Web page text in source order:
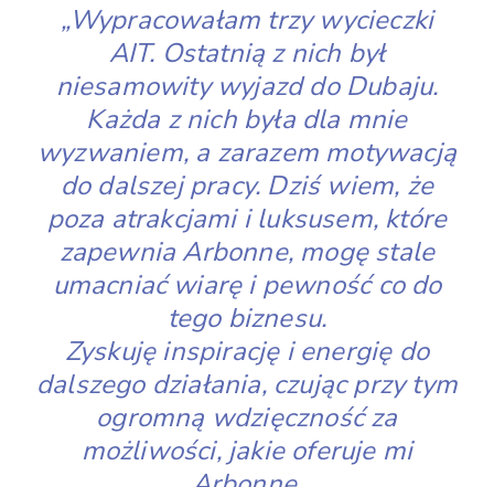
„Wypracowałam trzy wycieczki
AIT. Ostatnią z nich był
niesamowity wyjazd do Dubaju.
Każda z nich była dla mnie
wyzwaniem, a zarazem motywacją
do dalszej pracy. Dziś wiem, że
poza atrakcjami i luksusem, które
zapewnia Arbonne, mogę stale
umacniać wiarę i pewność co do
tego biznesu.
Zyskuję inspirację i energię do
dalszego działania, czując przy tym
ogromną wdzięczność za
możliwości, jakie oferuje mi